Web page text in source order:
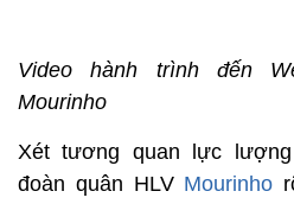
Video hành trình đến
Mourinho
Xét tương quan lực
đoàn quân HLV Mourinho